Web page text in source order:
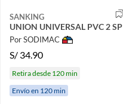
SANKING
UNION UNIVERSAL PVC 2 SP
Por SODIMAC
S/ 34.90
Retira desde 120 min
Envío en 120 min